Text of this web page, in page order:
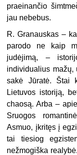
praeinančio
jau nebebus.
R. Granauskas –
parodo ne kaip
judėjimą, –
individualius mažų,
sakė Jūratė. Štai
Lietuvos istoriją,
chaosą. Arba –
Sruogos
Asmuo, įkritęs į
tai tiesiog
nežmogiška